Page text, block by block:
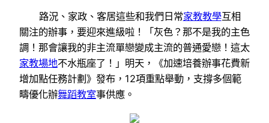
路況、家政、客居這些和我們日常家教教學互相
關注的辦事，要迎來進級啦！「灰色？那不是我的主色
調！那會讓我的非主流單戀變成主流的普通愛戀！這太
家教場地不水瓶座了！」明天，《加速培養辦事花費新
增加點任務計劃》發布，12項重點舉動，支撐多個範
疇優化辦舞蹈教室事供應。